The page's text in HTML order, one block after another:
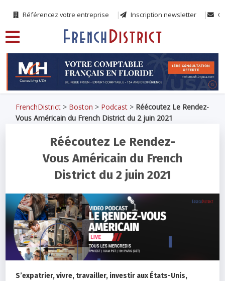
Référencez votre entreprise Inscription newsletter
FrenchDistrict > Boston > Podcast > Réécoutez Le Rendez-
Vous Américain du French District du 2 juin 2021
Réécoutez Le Rendez-
Vous Américain du French
District du 2 juin 2021
S’expatrier, vivre, travailler, investir aux États-Unis,